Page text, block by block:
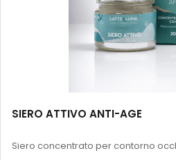
SIERO ATTIVO ANTI-AGE
Siero concentrato per contorno